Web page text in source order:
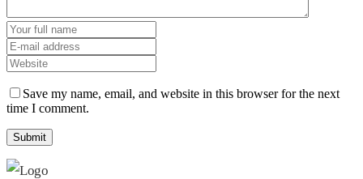
Save my name, email, and website in this browser for the next
time I comment.